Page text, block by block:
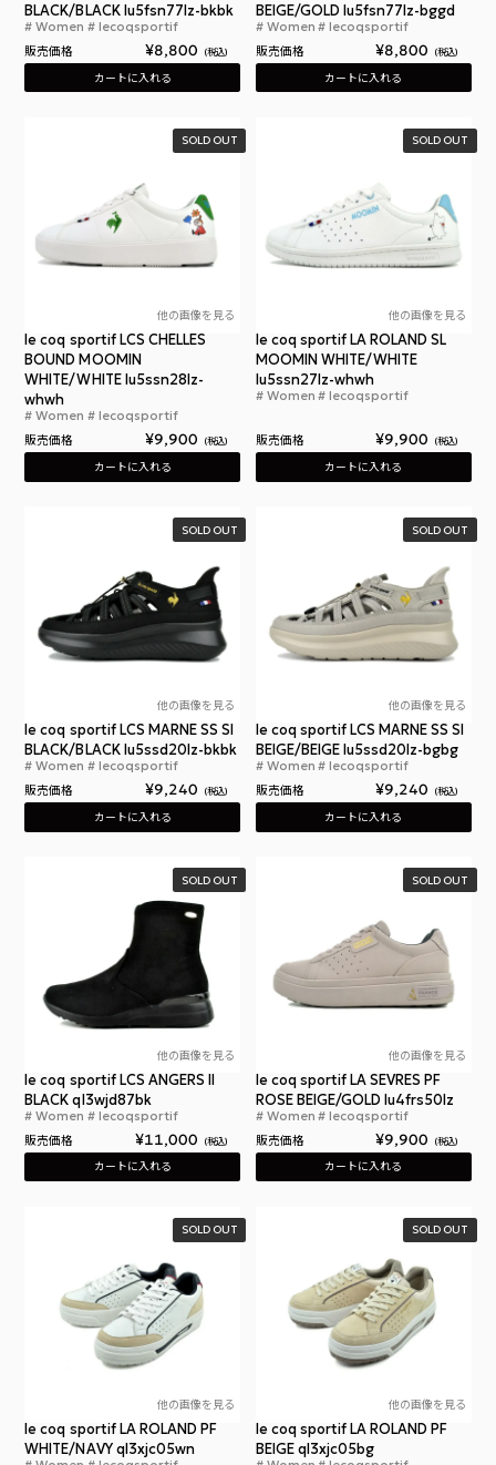
ルコック スポルティフ LCS ヴォーヌ ブラック
BLACK/BLACK lu5fsn77lz-bkbk
Women lecoqsportif
販売価格 ¥8,800 税込
カートに入れる
BEIGE/GOLD lu5fsn77lz-bggd
Women lecoqsportif
販売価格 ¥8,800 税込
カートに入れる
他の画像を見る
le coq sportif LCS CHELLES
BOUND MOOMIN
WHITE/WHITE lu5ssn28lz-
whwh
Women lecoqsportif
販売価格 ¥9,900 税込
SOLD OUT
カートに入れる
他の画像を見る
le coq sportif LA ROLAND SL
MOOMIN WHITE/WHITE
lu5ssn27lz-whwh
Women lecoqsportif
販売価格 ¥9,900 税込
SOLD OUT
カートに入れる
他の画像を見る
ルコックスポルティフ LCS マルヌ サマースニーカ
le coq sportif LCS MARNE SS SI
BLACK/BLACK lu5ssd20lz-bkbk
Women lecoqsportif
販売価格 ¥9,240 税込
SOLD OUT
カートに入れる
他の画像を見る
le coq sportif LCS MARNE SS SI
BEIGE/BEIGE lu5ssd20lz-bgbg
Women lecoqsportif
販売価格 ¥9,240 税込
SOLD OUT
カートに入れる
他の画像を見る
ルコックスポルティフ アンジェ 2
le coq sportif LCS ANGERS II
BLACK ql3wjd87bk
Women lecoqsportif
販売価格 ¥11,000 税込
SOLD OUT
カートに入れる
他の画像を見る
le coq sportif LA SEVRES PF
ROSE BEIGE/GOLD lu4frs50lz
Women lecoqsportif
販売価格 ¥9,900 税込
SOLD OUT
カートに入れる
他の画像を見る
le coq sportif LA ROLAND PF
WHITE/NAVY ql3xjc05wn
SOLD OUT
他の画像を見る
le coq sportif LA ROLAND PF
BEIGE ql3xjc05bg
SOLD OUT